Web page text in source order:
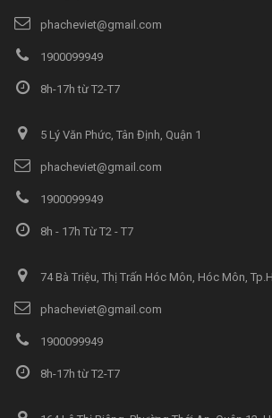
phacheviet@gmail.com
1900099949
8h-17h từ T2-T7
5 Lý Văn Phức, Tân Định, Quận 1
phacheviet@gmail.com
1900099949
8h - 17h Từ T2 - T7
74 Bà Triệu, Thị Trấn Hóc Môn, Hóc Môn,
phacheviet@gmail.com
1900099949
8h-17h từ T2-T7